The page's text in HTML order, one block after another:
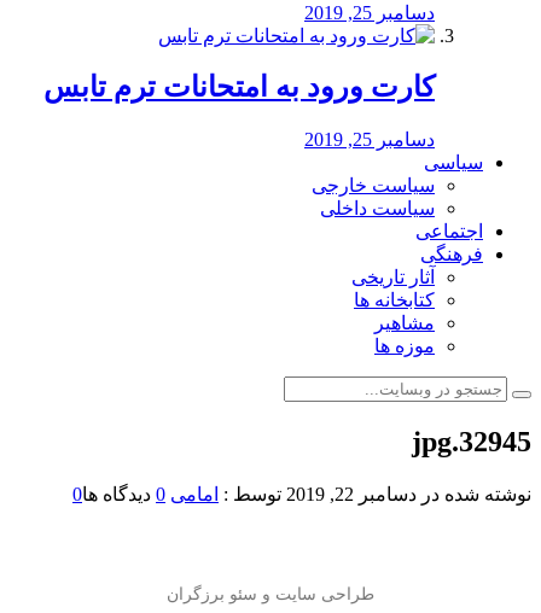
دسامبر 25, 2019
کارت ورود به امتحانات ترم تابس
دسامبر 25, 2019
سیاسی
سیاست خارجی
سیاست داخلی
اجتماعی
فرهنگی
آثار تاریخی
کتابخانه ها
مشاهیر
موزه ها
32945.jpg
نوشته شده در دسامبر 22, 2019 توسط : امامی 0 دیدگاه ها0